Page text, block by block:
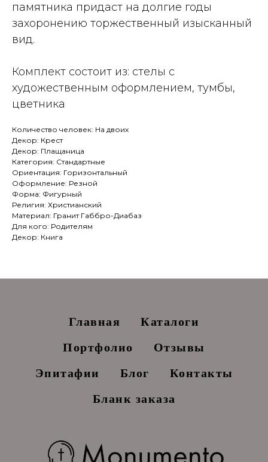
памятника придаст на долгие годы
захоронению торжественный изысканный
вид.
Комплект состоит из: стелы с
художественным оформлением, тумбы,
цветника
Количество человек: На двоих
Декор: Крест
Декор: Плащаница
Категория: Стандартные
Ориентация: Горизонтальный
Оформление: Резной
Форма: Фигурный
Религия: Христианский
Материал: Гранит Габбро-Диабаз
Для кого: Родителям
Декор: Книга
Главная
Каталоги
Портфолио
Отзывы
Эпитафии
Блог
Контакты
Бланк заказа